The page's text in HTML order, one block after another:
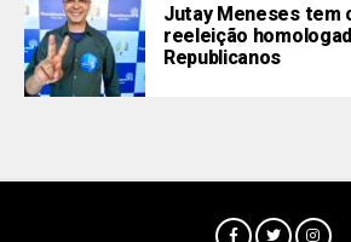
Jutay Meneses tem
reeleição
Republicanos